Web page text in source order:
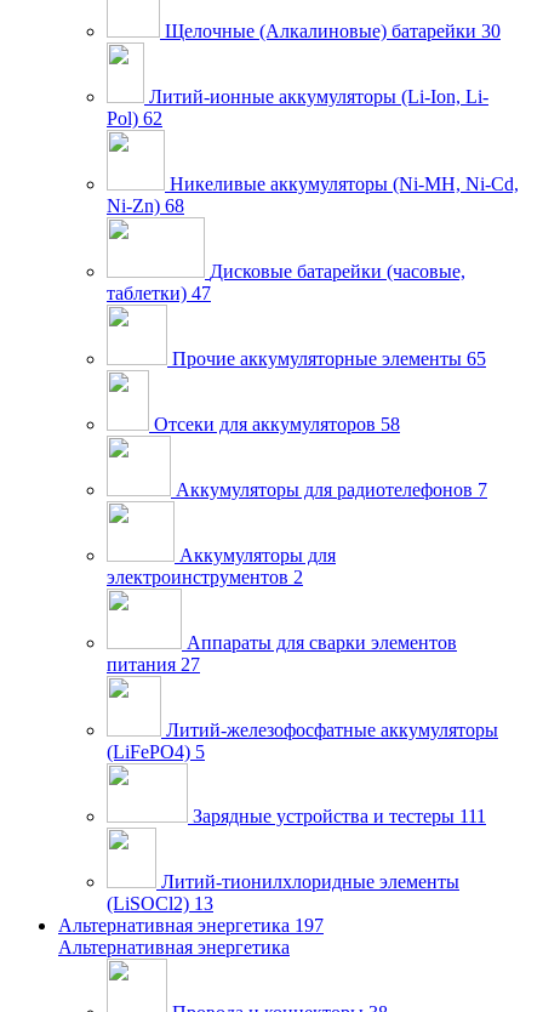
Щелочные (Алкалиновые) батарейки 30
Литий-ионные аккумуляторы (Li-Ion, Li-
Pol) 62
Никеливые аккумуляторы (Ni-MH, Ni-Cd,
Ni-Zn) 68
Дисковые батарейки (часовые,
таблетки) 47
Прочие аккумуляторные элементы 65
Отсеки для аккумуляторов 58
Аккумуляторы для радиотелефонов 7
Аккумуляторы для
электроинструментов 2
Аппараты для сварки элементов
питания 27
Литий-железофосфатные аккумуляторы
(LiFePO4) 5
Зарядные устройства и тестеры 111
Литий-тионилхлоридные элементы
(LiSOCl2) 13
Альтернативная энергетика 197
Альтернативная энергетика